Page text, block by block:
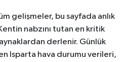
gelişmeler, bu sayfada anlık
nabzını tutan en kritik
derlenir. Günlük
Isparta hava durumu verileri,